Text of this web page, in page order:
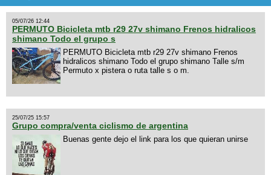
05/07/26 12:44
PERMUTO Bicicleta mtb r29 27v shimano Frenos hidralicos
shimano Todo el grupo s
PERMUTO Bicicleta mtb r29 27v shimano Frenos
hidralicos shimano Todo el grupo shimano Talle s/m
Permuto x pistera o ruta talle s o m.
25/07/25 15:57
Grupo compra/venta ciclismo de argentina
Buenas gente dejo el link para los que quieran unirse